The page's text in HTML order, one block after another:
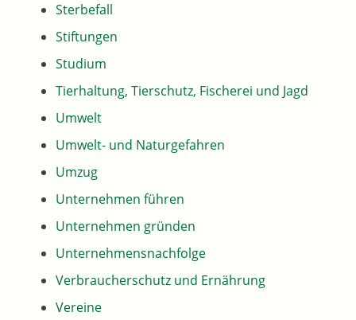
Sterbefall
Stiftungen
Studium
Tierhaltung, Tierschutz, Fischerei und Jagd
Umwelt
Umwelt- und Naturgefahren
Umzug
Unternehmen führen
Unternehmen gründen
Unternehmensnachfolge
Verbraucherschutz und Ernährung
Vereine